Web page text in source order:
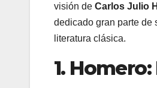
visión de Carlos Julio
dedicado gran parte de
literatura clásica.
1.